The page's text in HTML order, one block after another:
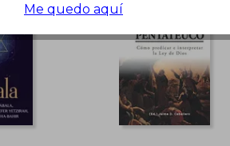
$ 91.137 dcto.
Me quedo aquí